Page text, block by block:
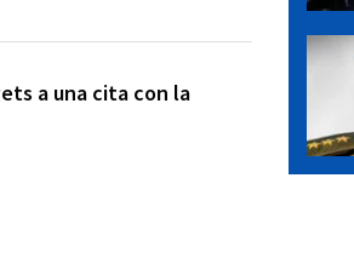
a una cita con la